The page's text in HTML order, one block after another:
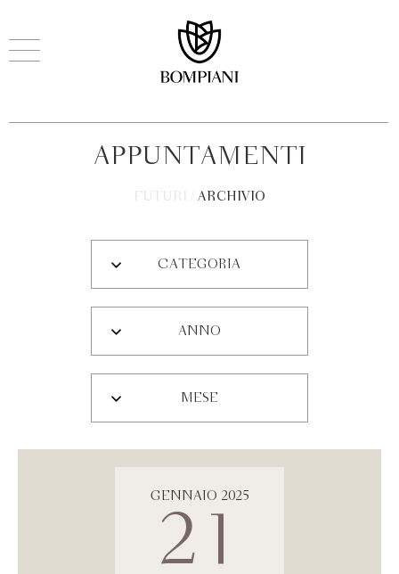
APPUNTAMENTI
FUTURI ARCHIVIO
CATEGORIA
ANNO
MESE
GENNAIO 2025
21